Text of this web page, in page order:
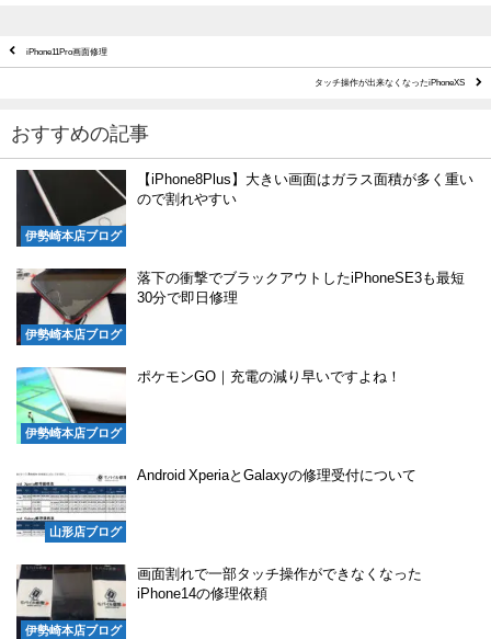
iPhone11Pro画面修理
タッチ操作が出来なくなったiPhoneXS
おすすめの記事
伊勢崎本店ブログ
【iPhone8Plus】大きい画面はガラス面積が多く重い
ので割れやすい
伊勢崎本店ブログ
落下の衝撃でブラックアウトしたiPhoneSE3も最短
30分で即日修理
伊勢崎本店ブログ
ポケモンGO｜充電の減り早いですよね！
山形店ブログ
Android XperiaとGalaxyの修理受付について
伊勢崎本店ブログ
画面割れで一部タッチ操作ができなくなった
iPhone14の修理依頼